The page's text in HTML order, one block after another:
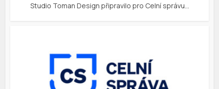
Studio Toman Design připravilo pro Celní správu…